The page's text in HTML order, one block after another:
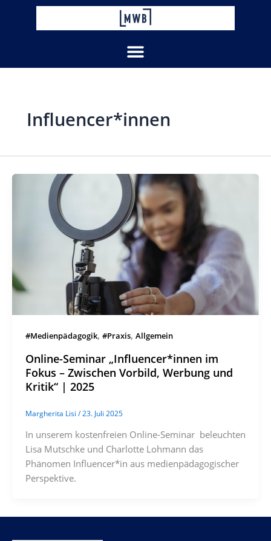
Influencer*innen
#Medienpädagogik, #Praxis, Allgemein
Online-Seminar „Influencer*innen im
Fokus – Zwischen Vorbild, Werbung und
Kritik“ | 2025
Margherita Lisi /23. Juli 2025
In unserem kostenfreien Online-Seminar beleuchten
Lisa Mutschke und Charlotte Lohmann das
Phänomen Influencer*in aus medienpädagogischer
Perspektive.